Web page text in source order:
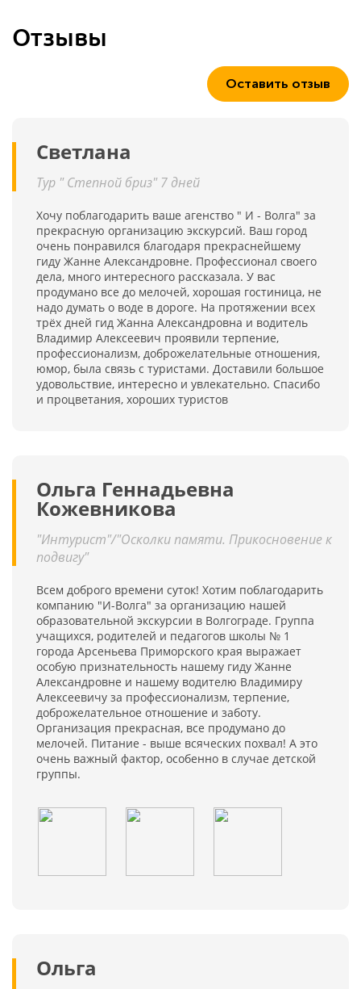
Отзывы
Оставить отзыв
Светлана
Тур " Степной бриз" 7 дней
Хочу поблагодарить ваше агенство " И - Волга" за
прекрасную организацию экскурсий. Ваш город
очень понравился благодаря прекраснейшему
гиду Жанне Александровне. Профессионал своего
дела, много интересного рассказала. У вас
продумано все до мелочей, хорошая гостиница, не
надо думать о воде в дороге. На протяжении всех
трёх дней гид Жанна Александровна и водитель
Владимир Алексеевич проявили терпение,
профессионализм, доброжелательные отношения,
юмор, была связь с туристами. Доставили большое
удовольствие, интересно и увлекательно. Спасибо
и процветания, хороших туристов
Ольга Геннадьевна
Кожевникова
"Интурист"/"Осколки памяти. Прикосновение к
подвигу"
Всем доброго времени суток! Хотим поблагодарить
компанию "И-Волга" за организацию нашей
образовательной экскурсии в Волгограде. Группа
учащихся, родителей и педагогов школы № 1
города Арсеньева Приморского края выражает
особую признательность нашему гиду Жанне
Александровне и нашему водителю Владимиру
Алексеевичу за профессионализм, терпение,
доброжелательное отношение и заботу.
Организация прекрасная, все продумано до
мелочей. Питание - выше всяческих похвал! А это
очень важный фактор, особенно в случае детской
группы.
Ольга